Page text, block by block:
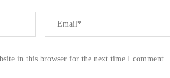
in this browser for the next time I comment.